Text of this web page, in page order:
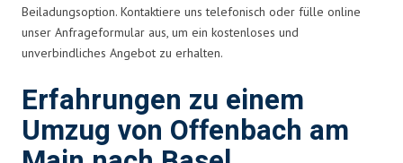
Beiladungsoption. Kontaktiere uns telefonisch oder fülle online
unser Anfrageformular aus, um ein kostenloses und
unverbindliches Angebot zu erhalten.
Erfahrungen zu einem
Umzug von Offenbach am